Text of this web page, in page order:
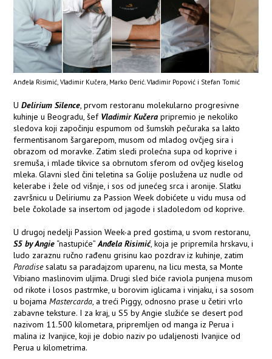
Anđela Risimić, Vladimir Kučera, Marko Đerić. Vladimir Popović i Stefan Tomić
UDelirium Silence, prvom restoranu molekularno progresivne
kuhinje u Beogradu, šef Vladimir Kučera pripremio je nekoliko
sledova koji započinju espumom od šumskih pečuraka sa lakto
fermentisanom šargarepom, musom od mladog ovčjeg sira i
obrazom od moravke. Zatim sledi prolećna supa od koprive i
sremuša, i mlade tikvice sa obrnutom sferom od ovčjeg kiselog
mleka. Glavni sled čini teletina sa Golije poslužena uz nudle od
kelerabe i žele od višnje, i sos od junećeg srca i aronije. Slatku
završnicu u Deliriumu za Passion Week dobićete u vidu musa od
bele čokolade sa insertom od jagode i sladoledom od koprive.
U drugoj nedelji Passion Week-a pred gostima, u svom restoranu,
S5 by Angie “nastupiće”Anđela Risimić, koja je pripremila hrskavu, i
ludo zaraznu ručno rađenu grisinu kao pozdrav iz kuhinje, zatim
Paradisesalatu sa paradajzom uparenu, na licu mesta, sa Monte
Vibiano maslinovim uljima. Drugi sled biće raviola punjena musom
od rikote i losos pastrmke, u borovim iglicama i vinjaku, i sa sosom
u bojamaMastercarda, a treći Piggy, odnosno prase u četiri vrlo
zabavne teksture. I za kraj, u S5 by Angie služiće se desert pod
nazivom 11.500 kilometara, pripremljen od manga iz Perua i
malina iz Ivanjice, koji je dobio naziv po udaljenosti Ivanjice od
Perua u kilometrima.